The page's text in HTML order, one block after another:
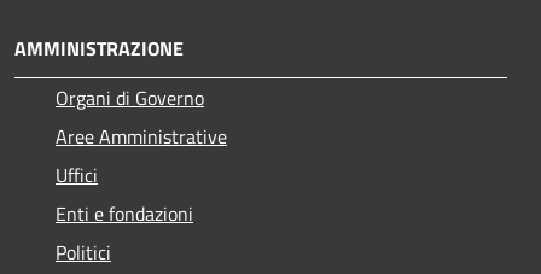
AMMINISTRAZIONE
Organi di Governo
Aree Amministrative
Uffici
Enti e fondazioni
Politici